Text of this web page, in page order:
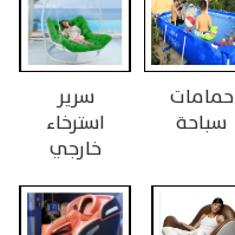
حمامات
سباحة
سرير
استرخاء
خارجي